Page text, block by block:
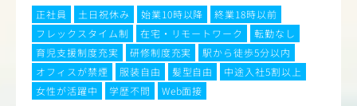
正社員 土日祝休み 始業10時以降
終業18時以前
フレックスタイム制
在宅・リモートワーク
転勤なし
育児支援制度充実
研修制度充実
駅から徒歩5分以内
オフィスが禁煙
服装自由 髪型自由
中途入社5割以上
女性が活躍中
学歴不問
Web面接